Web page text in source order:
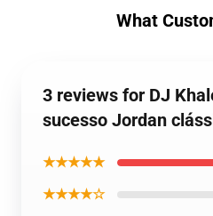
What
3 reviews for DJ
sucesso Jordan
★★★★★
★★★★☆